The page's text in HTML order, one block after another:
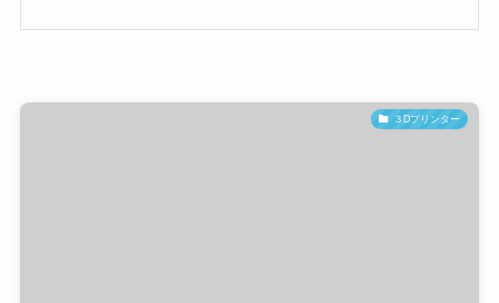
３Dプリンター